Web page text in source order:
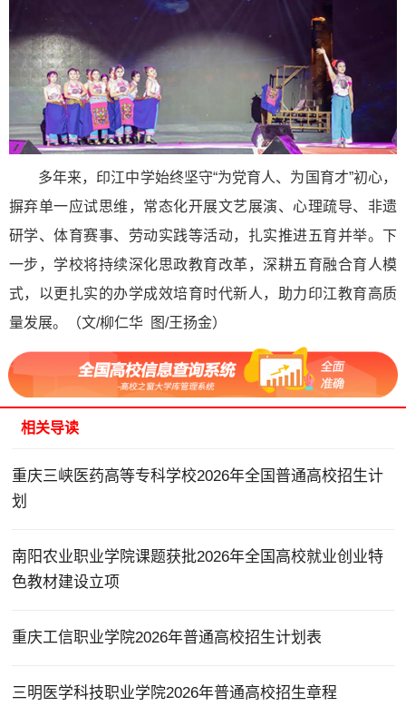
多年来，印江中学始终坚守“为党育人、为国育才”初心，
摒弃单一应试思维，常态化开展文艺展演、心理疏导、非遗
研学、体育赛事、劳动实践等活动，扎实推进五育并举。下
一步，学校将持续深化思政教育改革，深耕五育融合育人模
式，以更扎实的办学成效培育时代新人，助力印江教育高质
量发展。（文/柳仁华 图/王扬金）
相关导读
重庆三峡医药高等专科学校2026年全国普通高校招生计
划
南阳农业职业学院课题获批2026年全国高校就业创业特
色教材建设立项
重庆工信职业学院2026年普通高校招生计划表
三明医学科技职业学院2026年普通高校招生章程